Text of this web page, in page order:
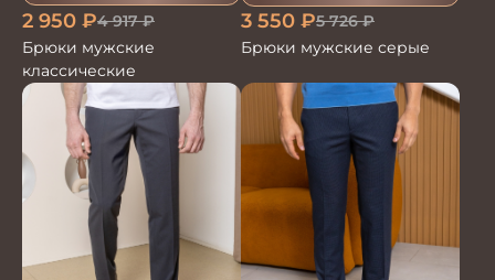
2 950 ₽4 917₽
Брюки мужские
классические
3 550 ₽5 726₽
Брюки мужские серые